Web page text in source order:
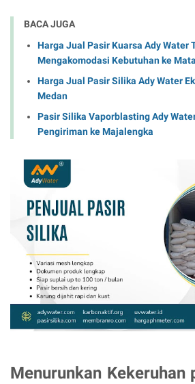
BACA JUGA
Harga Jual Pasir Kuarsa Ady Water
Mengakomodasi Kebutuhan ke
Harga Jual Pasir Silika Ady Water
Medan
Pasir Silika Vaporblasting Ady
Pengiriman ke Majalengka
Menurunkan Kekeruhan